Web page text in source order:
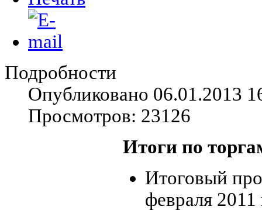
Подробности
Опубликовано 06.01.2013
Просмотров: 23126
Итоги по
Итоговый
февраля